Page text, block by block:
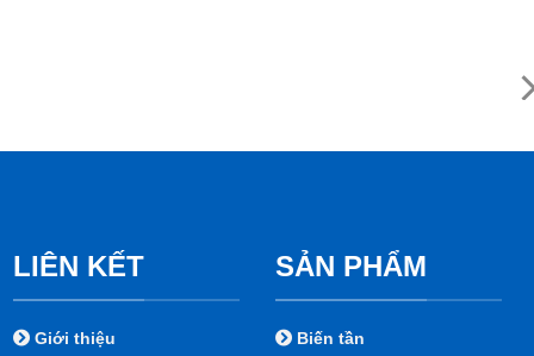
LIÊN KẾT
Giới thiệu
SẢN PHẨM
Biến tần